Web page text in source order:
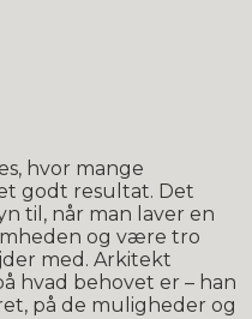
hvor mange
godt resultat. Det
til, når man laver en
og være tro
med. Arkitekt
hvad behovet er – han
på de muligheder og